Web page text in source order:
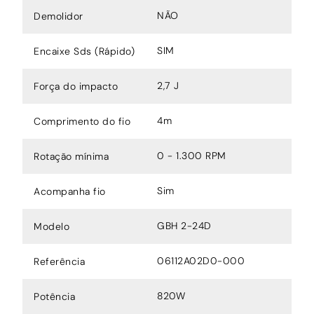
Demolidor NÃO
Encaixe Sds (Rápido) SIM
Força do impacto 2,7 J
Comprimento do fio 4m
Rotação mínima 0 - 1.300 RPM
Acompanha fio Sim
Modelo GBH 2-24D
Referência 06112A02D0-000
Potência 820W